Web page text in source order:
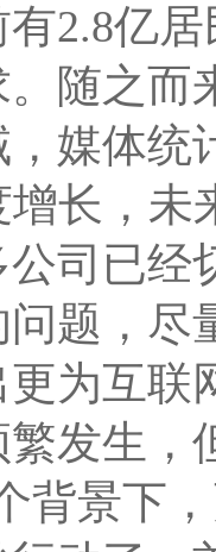
2.8亿
随之而
，媒体
增长，
司已经
题，尽
为互联
发生，
背景下